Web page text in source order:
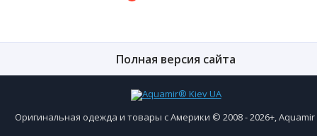
Полная версия сайта
Оригинальная одежда и товары с Америки © 2008 - 2026+,